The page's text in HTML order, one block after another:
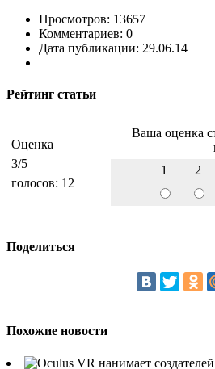
Просмотров: 13657
Комментариев: 0
Дата публикации: 29.06.14
Рейтинг статьи
Оценка
3/5
голосов: 12
Ваша оценка
1
2
Поделиться
Похожие новости